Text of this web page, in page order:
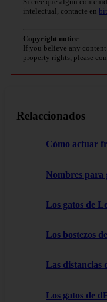
intelectual, contacte en
Copyright notice
If you believe any
property rights, please
Relaccionados
Cómo actuar
Nombres para
Los gatos de
Los bostezos
Las distancias
Los gatos de